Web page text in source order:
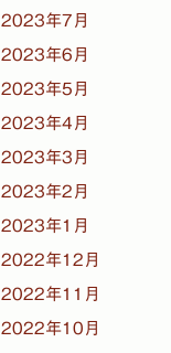
2023年7月
2023年6月
2023年5月
2023年4月
2023年3月
2023年2月
2023年1月
2022年12月
2022年11月
2022年10月